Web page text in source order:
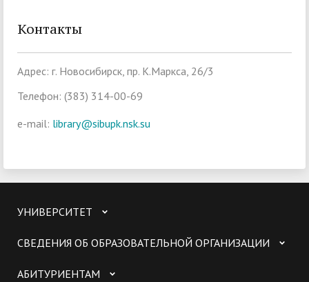
Контакты
Адрес: г. Новосибирск, пр. К.Маркса, 26/3
Телефон: (383) 314-00-69
e-mail: library@sibupk.nsk.su
УНИВЕРСИТЕТ
СВЕДЕНИЯ ОБ ОБРАЗОВАТЕЛЬНОЙ ОРГАНИЗАЦИИ
АБИТУРИЕНТАМ